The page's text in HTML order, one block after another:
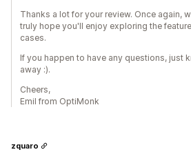
Thanks a lot for your review. Once again,
truly hope you'll enjoy exploring the
cases.
If you happen to have any questions, just
away :).
Cheers,
Emil from OptiMonk
zquaro